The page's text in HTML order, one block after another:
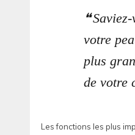
votre
plus
de votre
Les fonctions les plus